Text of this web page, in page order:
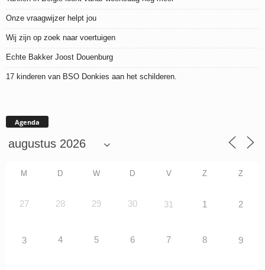
Onze vraagwijzer helpt jou
Wij zijn op zoek naar voertuigen
Echte Bakker Joost Douenburg
17 kinderen van BSO Donkies aan het schilderen.
Agenda
M D W D V Z Z
27 28 29 30 31 1 2
3 4 5 6 7 8 9